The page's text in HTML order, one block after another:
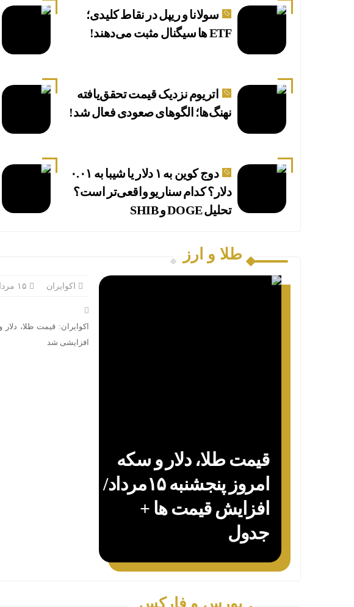
سولانا و ریپل در نقاط کلیدی؛
ETF ها سیگنال مثبت می‌دهند!
اتریوم نزدیک قیمت تحقق‌یافته
نهنگ‌ها؛ الگوهای صعودی فعال شد!
دوج کوین به ۱ دلار یا شیبا به ۰.۰۱
دلار؟ کدام سناریو واقعی‌تر است؟
تحلیل DOGE و SHIB
طلا و ارز
قیمت طلا، دلار و سکه
امروز پنجشنبه ۱۵مرداد/
افزایش قیمت ها +
جدول
اکوایران
اکوایران: قیمت طلا،
افزایشی شد